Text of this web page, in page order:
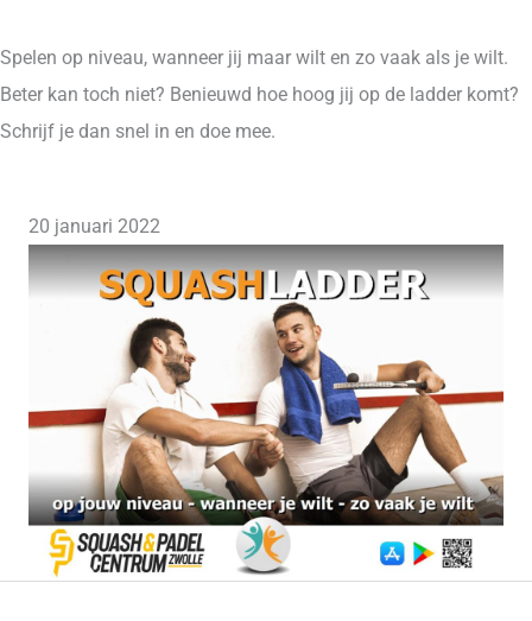
Spelen op niveau, wanneer jij maar wilt en zo vaak als je wilt.
Beter kan toch niet? Benieuwd hoe hoog jij op de ladder komt?
Schrijf je dan snel in en doe mee.
20 januari 2022